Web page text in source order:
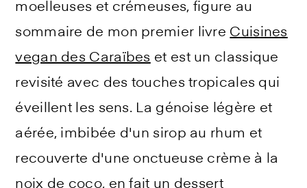
moelleuses et crémeuses, figure au
sommaire de mon premier livre Cuisines
vegan des Caraïbes et est un classique
revisité avec des touches tropicales qui
éveillent les sens. La génoise légère et
aérée, imbibée d'un sirop au rhum et
recouverte d'une onctueuse crème à la
noix de coco, en fait un dessert